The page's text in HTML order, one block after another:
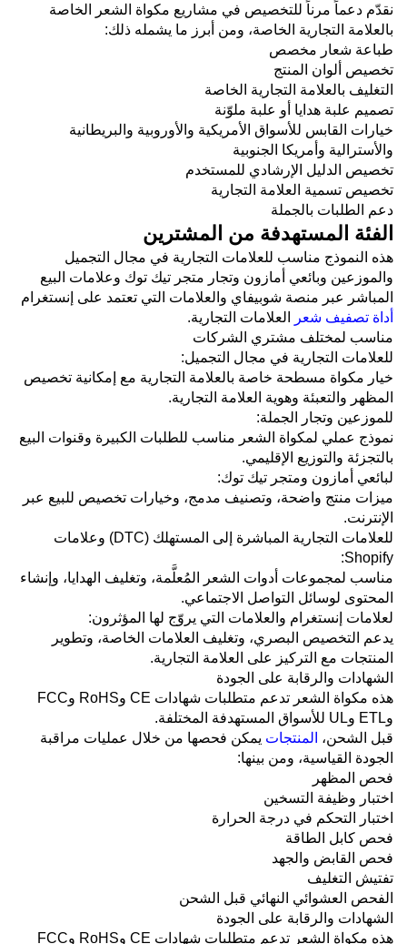
نقدّم دعماً مرناً للتخصيص في مشاريع مكواة الشعر الخاصة
بالعلامة التجارية الخاصة، ومن أبرز ما يشمله ذلك:
طباعة شعار مخصص
تخصيص ألوان المنتج
التغليف بالعلامة التجارية الخاصة
تصميم علبة هدايا أو علبة ملوّنة
خيارات القابس للأسواق الأمريكية والأوروبية والبريطانية
والأسترالية وأمريكا الجنوبية
تخصيص الدليل الإرشادي للمستخدم
تخصيص تسمية العلامة التجارية
دعم الطلبات بالجملة
الفئة المستهدفة من المشترين
هذه النموذج مناسب للعلامات التجارية في مجال التجميل
والموزعين وبائعي أمازون وتجار متجر تيك توك وعلامات البيع
المباشر عبر منصة شوبيفاي والعلامات التي تعتمد على إنستغرام
أداة تصفيف شعر
العلامات التجارية.
مناسب لمختلف مشتري الشركات
للعلامات التجارية في مجال التجميل:
خيار مكواة مسطحة خاصة بالعلامة التجارية مع إمكانية تخصيص
المظهر والتعبئة وهوية العلامة التجارية.
للموزعين وتجار الجملة:
نموذج عملي لمكواة الشعر مناسب للطلبات الكبيرة وقنوات البيع
بالتجزئة والتوزيع الإقليمي.
لبائعي أمازون ومتجر تيك توك:
ميزات منتج واضحة، وتصنيف مدمج، وخيارات تخصيص للبيع عبر
الإنترنت.
للعلامات التجارية المباشرة إلى المستهلك (DTC) وعلامات
Shopify:
مناسب لمجموعات أدوات الشعر المُعلَّمة، وتغليف الهدايا، وإنشاء
المحتوى لوسائل التواصل الاجتماعي.
لعلامات إنستغرام والعلامات التي يروّج لها المؤثرون:
يدعم التخصيص البصري، وتغليف العلامات الخاصة، وتطوير
المنتجات مع التركيز على العلامة التجارية.
الشهادات والرقابة على الجودة
هذه مكواة الشعر تدعم متطلبات شهادات CE وRoHS وFCC
وETL وUL للأسواق المستهدفة المختلفة.
قبل الشحن، المنتجات يمكن فحصها من خلال عمليات مراقبة
الجودة القياسية، ومن بينها:
فحص المظهر
اختبار وظيفة التسخين
اختبار التحكم في درجة الحرارة
فحص كابل الطاقة
فحص القابض والجهد
تفتيش التغليف
الفحص العشوائي النهائي قبل الشحن
الشهادات والرقابة على الجودة
هذه مكواة الشعر تدعم متطلبات شهادات CE وRoHS وFCC